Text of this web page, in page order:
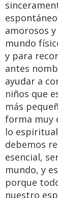
amorosos
mundo
y para
antes
ayudar a
niños que
más
forma muy
lo
debemos
esencial,
mundo, y
porque
nuestro